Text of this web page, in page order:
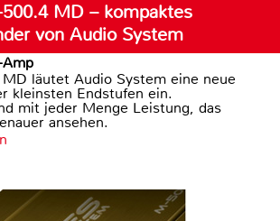
MD – kompaktes
von Audio System
läutet Audio System eine neue
kleinsten Endstufen ein.
mit jeder Menge Leistung, das
ansehen.